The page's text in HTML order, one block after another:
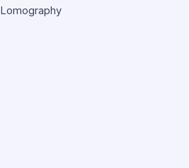
Lomography